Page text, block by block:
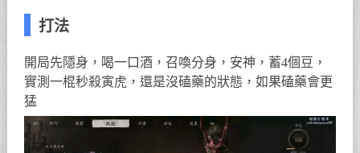
打法
開局先隱身，喝一口酒，召喚分身，安神，蓄4個豆，
實測一棍秒殺寅虎，還是沒磕藥的狀態，如果磕藥會更
猛